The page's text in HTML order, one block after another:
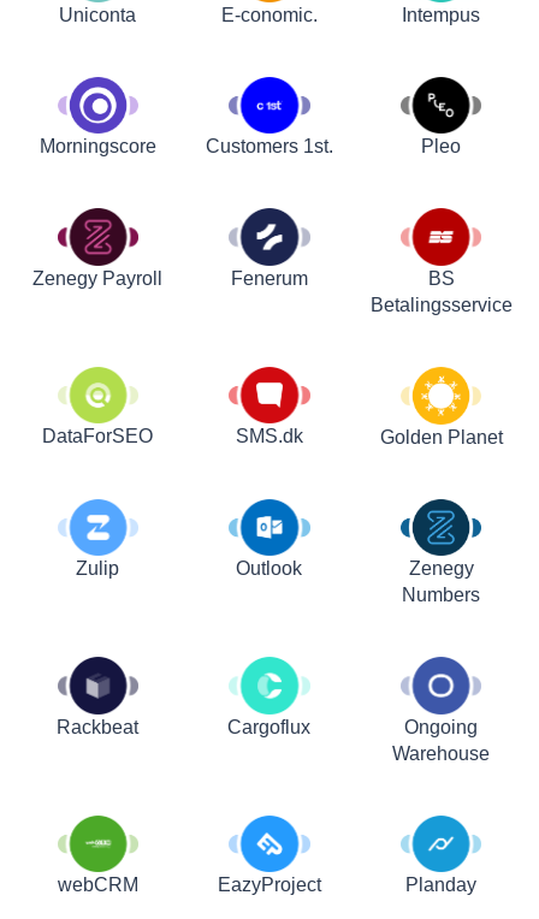
Uniconta E-conomic. Intempus
Morningscore Customers 1st. Pleo
Zenegy Payroll Fenerum
BS
Betalingsservice
DataForSEO SMS.dk Golden Planet
Zulip Outlook
Zenegy
Numbers
Rackbeat Cargoflux
Ongoing
Warehouse
webCRM EazyProject Planday